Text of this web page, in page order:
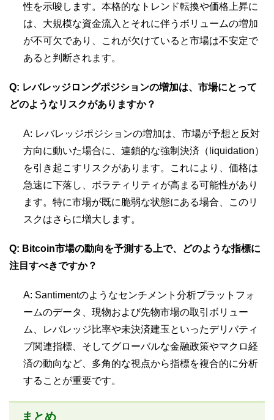
性を示唆します。本格的なトレンド転換や価格上昇に
は、大規模な資金流入とそれに伴うボリュームの増加
が不可欠であり、これが欠けていると市場は不安定で
あると判断されます。
Q: レバレッジロングポジションの増加は、市場にとって
どのようなリスクがありますか？
A: レバレッジポジションの増加は、市場が予想と反対
方向に動いた場合に、連鎖的な強制決済（liquidation）
を引き起こすリスクがあります。これにより、価格は
急速に下落し、ボラティリティが高まる可能性があり
ます。特に市場が既に脆弱な状態にある場合、このリ
スクはさらに増大します。
Q: Bitcoin市場の動向を予測する上で、どのような指標に
注目すべきですか？
A: Santimentのようなセンチメント分析プラットフォ
ームのデータ、現物および先物市場の取引ボリュー
ム、レバレッジ比率や未決済建玉といったデリバティ
ブ関連指標、そしてグローバルな金融政策やマクロ経
済の動向など、多角的な視点から指標を複合的に分析
することが重要です。
まとめ